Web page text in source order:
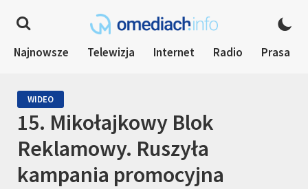
Najnowsze Telewizja Internet Radio Prasa
WIDEO
15. Mikołajkowy Blok
Reklamowy. Ruszyła
kampania promocyjna